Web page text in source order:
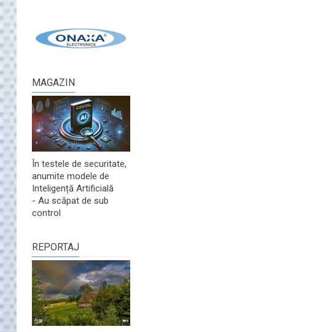
MAGAZIN
În testele de securitate,
anumite modele de
Inteligență Artificială
- Au scăpat de sub
control
REPORTAJ